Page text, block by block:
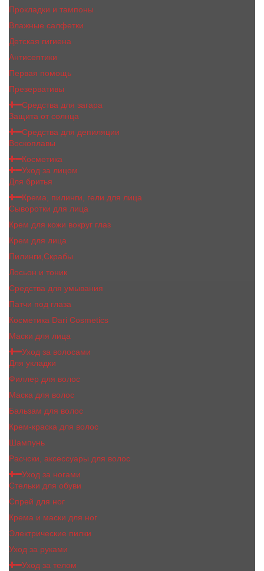
Прокладки и тампоны
Влажные салфетки
Детская гигиена
Антисептики
Первая помощь
Презервативы
Средства для загара
Защита от солнца
Средства для депиляции
Воскоплавы
Косметика
Уход за лицом
Для бритья
Крема, пилинги, гели для лица
Сыворотки для лица
Крем для кожи вокруг глаз
Крем для лица
Пилинги,Скрабы
Лосьон и тоник
Средства для умывания
Патчи под глаза
Косметика Dari Cosmetics
Маски для лица
Уход за волосами
Для укладки
Филлер для волос
Маска для волос
Бальзам для волос
Крем-краска для волос
Шампунь
Расчски, аксессуары для волос
Уход за ногами
Стельки для обуви
Спрей для ног
Крема и маски для ног
Электрические пилки
Уход за руками
Уход за телом